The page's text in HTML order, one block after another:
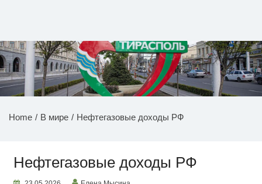
НОВОСТИ ПРИДНЕСТРОВЬЯ
Home В мире Нефтегазовые доходы РФ
Нефтегазовые доходы РФ